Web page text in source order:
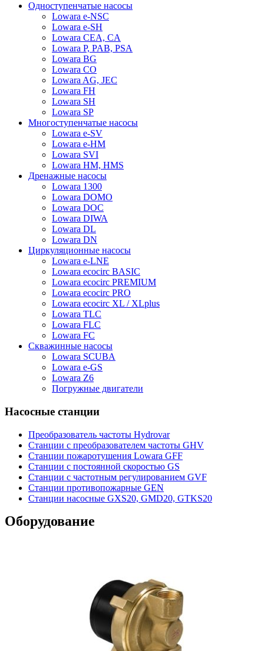
Одноступенчатые насосы
Lowara e-NSC
Lowara e-SH
Lowara CEA, CA
Lowara P, PAB, PSA
Lowara BG
Lowara CO
Lowara AG, JEC
Lowara FH
Lowara SH
Lowara SP
Многоступенчатые насосы
Lowara e-SV
Lowara e-HM
Lowara SVI
Lowara HM, HMS
Дренажные насосы
Lowara 1300
Lowara DOMO
Lowara DOC
Lowara DIWA
Lowara DL
Lowara DN
Циркуляционные насосы
Lowara e-LNE
Lowara ecocirc BASIC
Lowara ecocirc PREMIUM
Lowara ecocirc PRO
Lowara ecocirc XL / XLplus
Lowara TLC
Lowara FLC
Lowara FC
Скважинные насосы
Lowara SCUBA
Lowara e-GS
Lowara Z6
Погружные двигатели
Насосные станции
Преобразователь частоты Hydrovar
Станции с преобразователем частоты GHV
Станции пожаротушения Lowara GFF
Станции с постоянной скоростью GS
Станции с частотным регулированием GVF
Станции противопожарные GEN
Станции насосные GXS20, GMD20, GTKS20
Оборудование